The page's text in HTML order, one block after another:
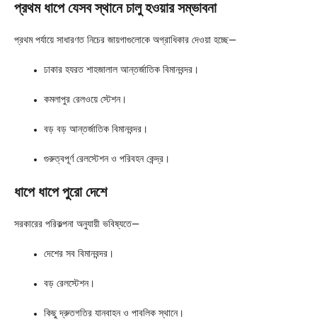
প্রথম ধাপে যেসব স্থানে চালু হওয়ার সম্ভাবনা
প্রথম পর্যায়ে সাধারণত নিচের জায়গাগুলোকে অগ্রাধিকার দেওয়া হচ্ছে—
ঢাকার হযরত শাহজালাল আন্তর্জাতিক বিমানবন্দর।
কমলাপুর রেলওয়ে স্টেশন।
বড় বড় আন্তর্জাতিক বিমানবন্দর।
গুরুত্বপূর্ণ রেলস্টেশন ও পরিবহন কেন্দ্র।
ধাপে ধাপে পুরো দেশে
সরকারের পরিকল্পনা অনুযায়ী ভবিষ্যতে—
দেশের সব বিমানবন্দর।
বড় রেলস্টেশন।
কিছু দ্রুতগতির যানবাহন ও পাবলিক স্থানে।